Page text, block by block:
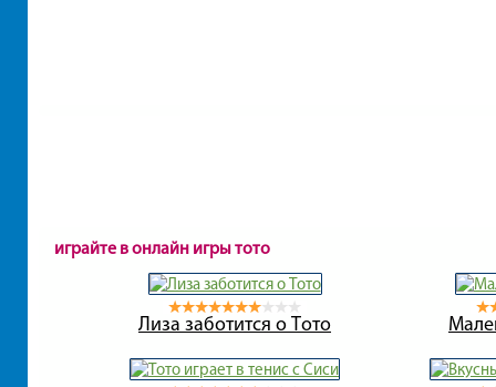
играйте в онлайн игры тото
Лиза заботится о Тото